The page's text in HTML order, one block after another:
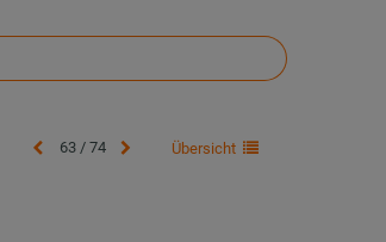
63 / 74 Übersicht